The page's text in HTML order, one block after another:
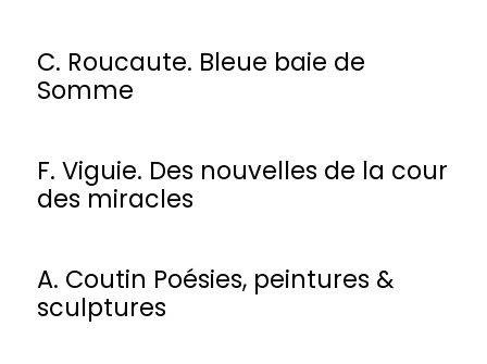
C. Roucaute. Bleue baie de
Somme
F. Viguie. Des nouvelles de la cour
des miracles
A. Coutin Poésies, peintures &
sculptures